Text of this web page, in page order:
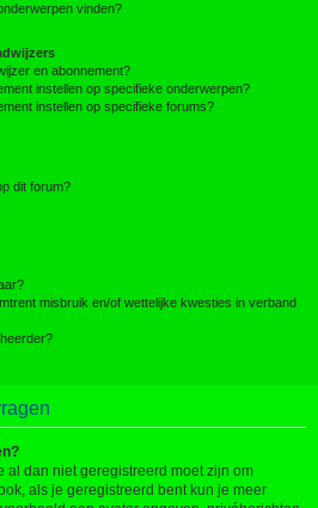
vinden?
en abonnement?
instellen op specifieke onderwerpen?
instellen op specifieke forums?
dit forum?
misbruik en/of wettelijke kwesties in verband
al dan niet geregistreerd moet zijn om
als je geregistreerd bent kun je meer